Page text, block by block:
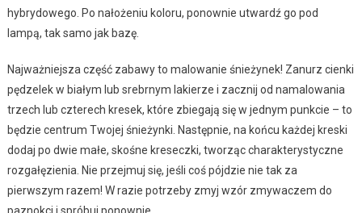
hybrydowego. Po nałożeniu koloru, ponownie utwardź go pod
lampą, tak samo jak bazę.
Najważniejsza część zabawy to malowanie śnieżynek! Zanurz cienki
pędzelek w białym lub srebrnym lakierze i zacznij od namalowania
trzech lub czterech kresek, które zbiegają się w jednym punkcie – to
będzie centrum Twojej śnieżynki. Następnie, na końcu każdej kreski
dodaj po dwie małe, skośne kreseczki, tworząc charakterystyczne
rozgałęzienia. Nie przejmuj się, jeśli coś pójdzie nie tak za
pierwszym razem! W razie potrzeby zmyj wzór zmywaczem do